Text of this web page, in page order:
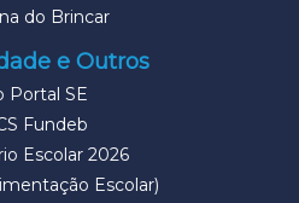
do Brincar
e Outros
Portal SE
Fundeb
Escolar 2026
Escolar)